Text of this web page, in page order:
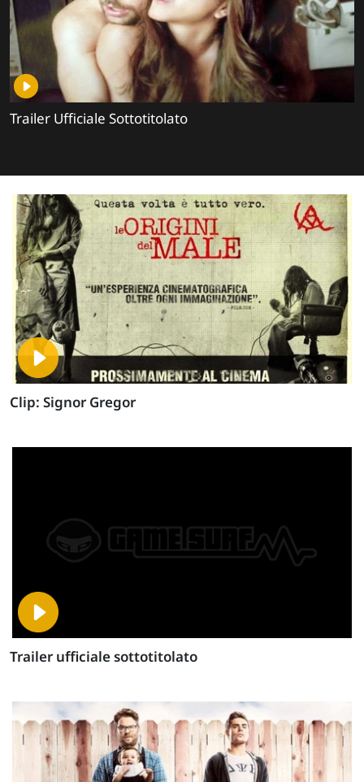
Trailer Ufficiale Sottotitolato
Clip: Signor Gregor
Trailer ufficiale sottotitolato